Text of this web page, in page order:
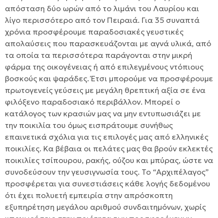
απόσταση δύο ωρών από το λιμάνι του Λαυρίου και
λίγο περισσότερο από τον Πειραιά. Για 35 συναπτά
χρόνια προσφέρουμε παραδοσιακές γευστικές
απολαύσεις που παρασκευάζονται με αγνά υλικά, από
τα οποία τα περισσότερα παράγονται στην μικρή
φάρμα της οικογένειας ή από επιλεγμένους ντόπιους
βοσκούς και ψαράδες. Έτσι μπορούμε να προσφέρουμε
πρωτογενείς γεύσεις με μεγάλη θρεπτική αξία σε ένα
φιλόξενο παραδοσιακό περιβάλλον. Μπορεί ο
κατάλογος των κρασιών μας να μην εντυπωσιάζει με
την ποικιλία του όμως εισπράτουμε συνήθως
επαινετικά σχόλια για τις επιλογές μας από ελληνικές
ποικιλίες. Κα βέβαια οι πελάτες μας θα βρούν εκλεκτές
ποικιλίες τσίπουρου, ρακής, ούζου και μπύρας, ώστε να
συνοδεύσουν την γευσιγνωσία τους. Το “Αρχιπέλαγος”
προσφέρεται για συνεστιάσεις κάθε λογής δεδομένου
ότι έχει πολυετή εμπειρία στην απρόσκοπτη
εξυπηρέτηση μεγάλου αριθμού συνδαιτημόνων, χωρίς